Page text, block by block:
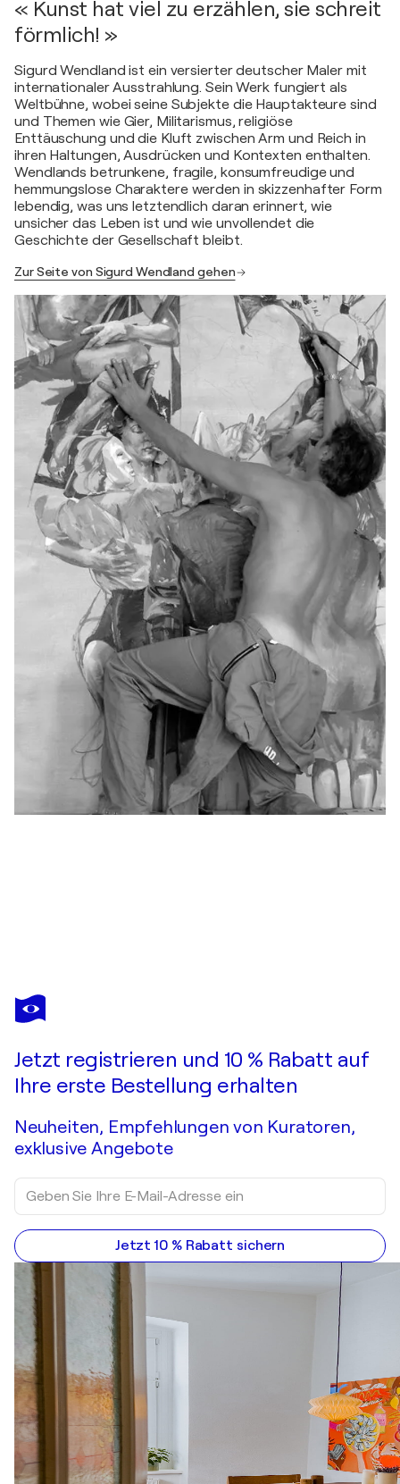
« Kunst hat viel zu erzählen, sie schreit
förmlich! »
Sigurd Wendland ist ein versierter deutscher Maler mit
internationaler Ausstrahlung. Sein Werk fungiert als
Weltbühne, wobei seine Subjekte die Hauptakteure sind
und Themen wie Gier, Militarismus, religiöse
Enttäuschung und die Kluft zwischen Arm und Reich in
ihren Haltungen, Ausdrücken und Kontexten enthalten.
Wendlands betrunkene, fragile, konsumfreudige und
hemmungslose Charaktere werden in skizzenhafter Form
lebendig, was uns letztendlich daran erinnert, wie
unsicher das Leben ist und wie unvollendet die
Geschichte der Gesellschaft bleibt.
Zur Seite von Sigurd Wendland gehen
SIGURD WENDLAND
S-Bahnhof Yorckstraße
Jetzt registrieren und 10 % Rabatt auf
Ihre erste Bestellung erhalten
Neuheiten, Empfehlungen von Kuratoren,
exklusive Angebote
Jetzt 10 % Rabatt sichern